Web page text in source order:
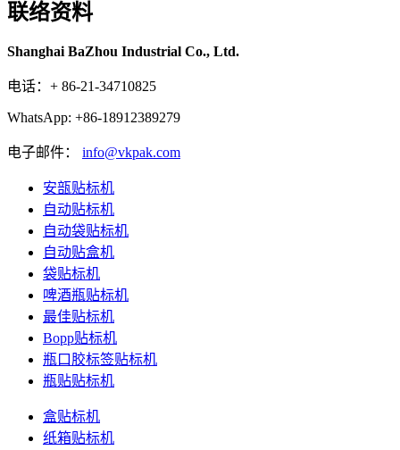
联络资料
Shanghai BaZhou Industrial Co., Ltd.
电话：+ 86-21-34710825
WhatsApp: +86-18912389279
电子邮件： info@vkpak.com
安瓿贴标机
自动贴标机
自动袋贴标机
自动贴盒机
袋贴标机
啤酒瓶贴标机
最佳贴标机
Bopp贴标机
瓶口胶标签贴标机
瓶贴贴标机
盒贴标机
纸箱贴标机